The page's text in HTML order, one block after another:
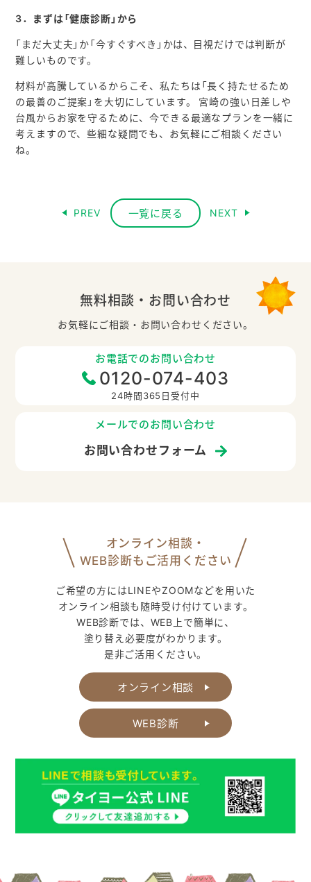
3． まずは「健康診断」から
「まだ大丈夫」か「今すぐすべき」かは、目視だけでは判断が
難しいものです。
材料が高騰しているからこそ、私たちは「長く持たせるため
の最善のご提案」を大切にしています。 宮崎の強い日差しや
台風からお家を守るために、今できる最適なプランを一緒に
考えますので、些細な疑問でも、お気軽にご相談ください
ね。
PREV 一覧に戻る NEXT
無料相談・お問い合わせ
お気軽にご相談・お問い合わせください。
お電話でのお問い合わせ
0120-074-403
24時間365日受付中
メールでのお問い合わせ
お問い合わせフォーム
オンライン相談・
WEB診断もご活用ください
ご希望の方にはLINEやZOOMなどを用いた
オンライン相談も随時受け付けています。
WEB診断では、WEB上で簡単に、
塗り替え必要度がわかります。
是非ご活用ください。
オンライン相談
WEB診断